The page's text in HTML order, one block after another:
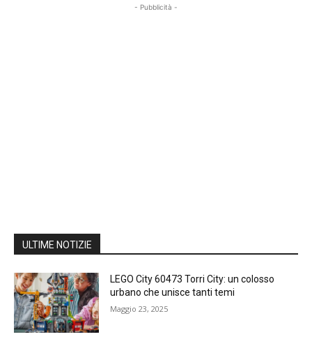
- Pubblicità -
ULTIME NOTIZIE
LEGO City 60473 Torri City: un colosso
urbano che unisce tanti temi
Maggio 23, 2025